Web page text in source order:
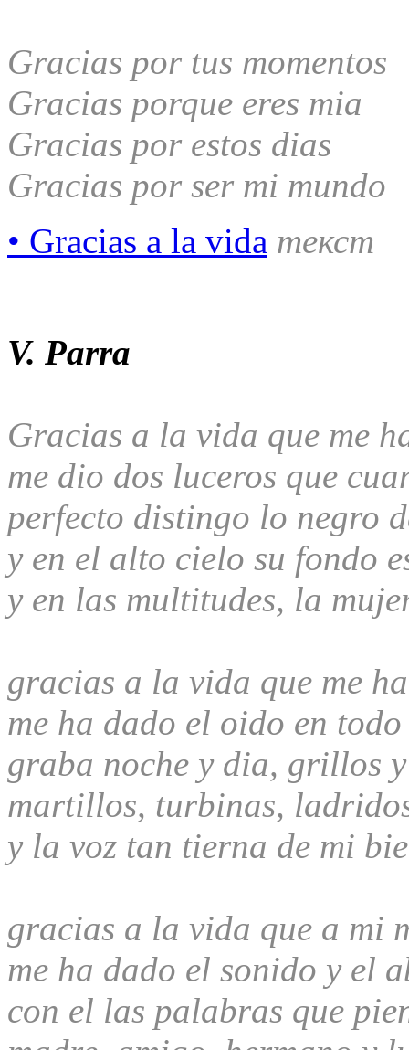
Gracias por tus momentos
Gracias porque eres mia
Gracias por estos dias
Gracias por ser mi mundo
• Gracias a la vida текст
V. Parra
Gracias a la vida que me
me dio dos luceros que
perfecto distingo lo negro
y en el alto cielo su fondo
y en las multitudes, la
gracias a la vida que me
me ha dado el oido en
graba noche y dia, grillos
martillos, turbinas,
y la voz tan tierna de mi
gracias a la vida que a mi
me ha dado el sonido y el
con el las palabras que